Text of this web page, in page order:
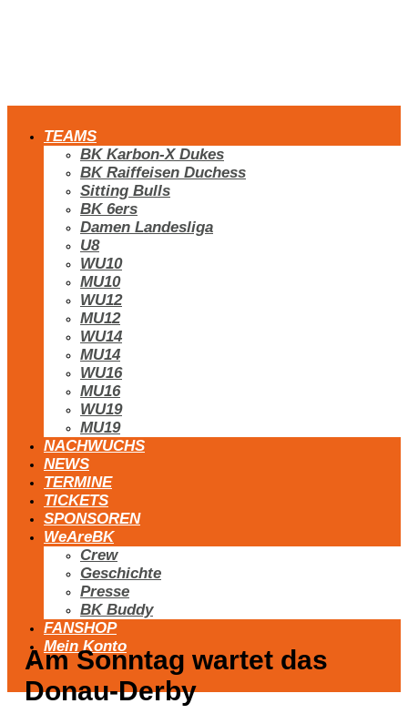
TEAMS
BK Karbon-X Dukes
BK Raiffeisen Duchess
Sitting Bulls
BK 6ers
Damen Landesliga
U8
WU10
MU10
WU12
MU12
WU14
MU14
WU16
MU16
WU19
MU19
NACHWUCHS
NEWS
TERMINE
TICKETS
SPONSOREN
WeAreBK
Crew
Geschichte
Presse
BK Buddy
FANSHOP
Mein Konto
Am Sonntag wartet das
Donau-Derby